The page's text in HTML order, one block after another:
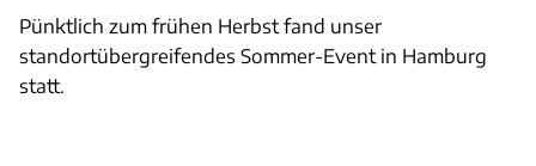
Pünktlich zum frühen Herbst fand unser
standortübergreifendes Sommer-Event in Hamburg
statt.